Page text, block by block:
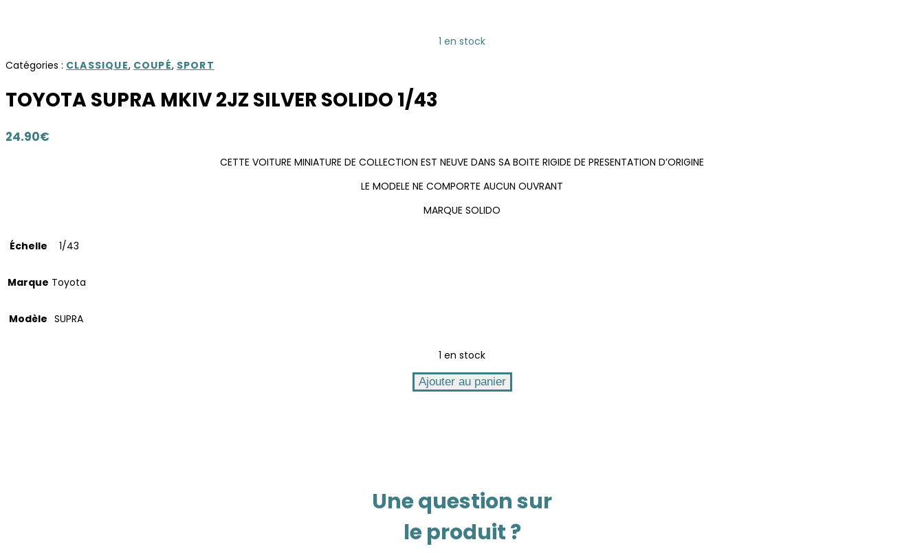
1 en stock
Catégories : CLASSIQUE, COUPÉ, SPORT
TOYOTA SUPRA MKIV 2JZ SILVER SOLIDO 1/43
24.90€
CETTE VOITURE MINIATURE DE COLLECTION EST NEUVE DANS SA BOITE RIGIDE DE PRESENTATION D’ORIGINE
LE MODELE NE COMPORTE AUCUN OUVRANT
MARQUE SOLIDO
Échelle 1/43
Marque Toyota
Modèle SUPRA
1 en stock
quantité
de
1/43
Ajouter au panier
Une question sur
le produit ?